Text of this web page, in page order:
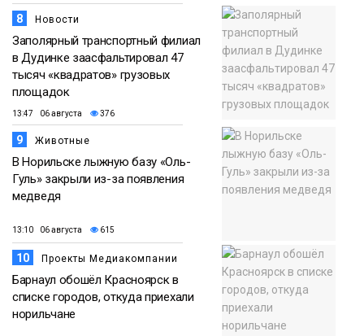
8 Новости
Заполярный транспортный филиал
в Дудинке заасфальтировал 47
тысяч «квадратов» грузовых
площадок
13:47 06 августа 376
9 Животные
В Норильске лыжную базу «Оль-
Гуль» закрыли из-за появления
медведя
13:10 06 августа 615
10 Проекты Медиакомпании
Барнаул обошёл Красноярск в
списке городов, откуда приехали
норильчане